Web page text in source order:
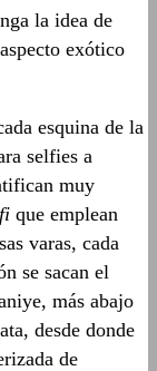
la idea de
exótico
esquina de la
selfies a
muy
que emplean
varas, cada
se sacan el
más abajo
desde donde
de